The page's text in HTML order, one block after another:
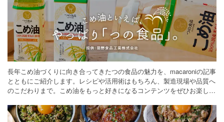
長年こめ油づくりに向き合ってきたつの食品の魅力を、macaroniの記事
とともにご紹介します。レシピや活用術はもちろん、製造現場や品質へ
のこだわりまで。こめ油をもっと好きになるコンテンツをぜひお楽しみ